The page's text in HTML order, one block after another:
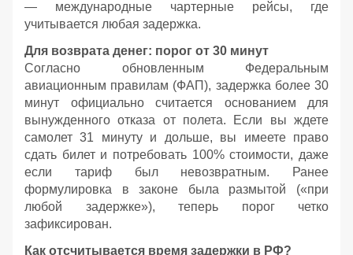
— международные чартерные рейсы, где
учитывается любая задержка.
Для возврата денег: порог от 30 минут
Согласно обновленным Федеральным
авиационным правилам (ФАП), задержка более 30
минут официально считается основанием для
вынужденного отказа от полета. Если вы ждете
самолет 31 минуту и дольше, вы имеете право
сдать билет и потребовать 100% стоимости, даже
если тариф был невозвратным. Ранее
формулировка в законе была размытой («при
любой задержке»), теперь порог четко
зафиксирован.
Как отсчитывается время задержки в РФ?